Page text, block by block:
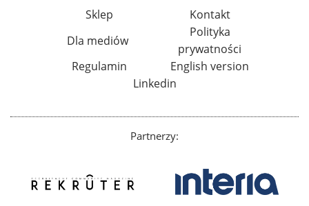
Sklep
Kontakt
Dla mediów
Polityka
prywatności
Regulamin
English version
Linkedin
Partnerzy: